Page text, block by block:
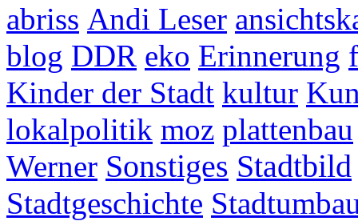
abriss Andi Leser
blog DDR eko Erinnerung
Kinder der Stadt kultur
lokalpolitik moz plattenbau
Werner Sonstiges Stadtbild
Stadtgeschichte